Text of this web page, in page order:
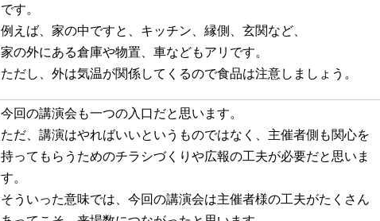
です。
例えば、家の中ですと、キッチン、縁側、玄関など、
家の外にある倉庫や物置、車などもアリです。
ただし、外は気温が関係してくるので食品は注意しましょう。
今回の講演会も一つの入口だと思います。
ただ、講演はやればいいというものではなく、主催者側も関心を
持ってもらうためのチラシづくりや広報の工夫が必要だと思いま
す。
そういった意味では、今回の講演会は主催者様の工夫がたくさん